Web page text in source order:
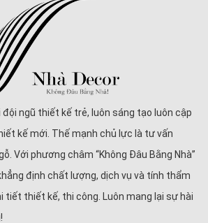
đội ngũ thiết kế trẻ, luôn sáng tạo luôn cập
kế mới. Thế mạnh chủ lực là tư vấn
Với phương châm “Không Đâu Bằng Nhà”
định chất lượng, dịch vụ và tính thẩm
tiết thiết kế, thi công. Luôn mang lại sự hài